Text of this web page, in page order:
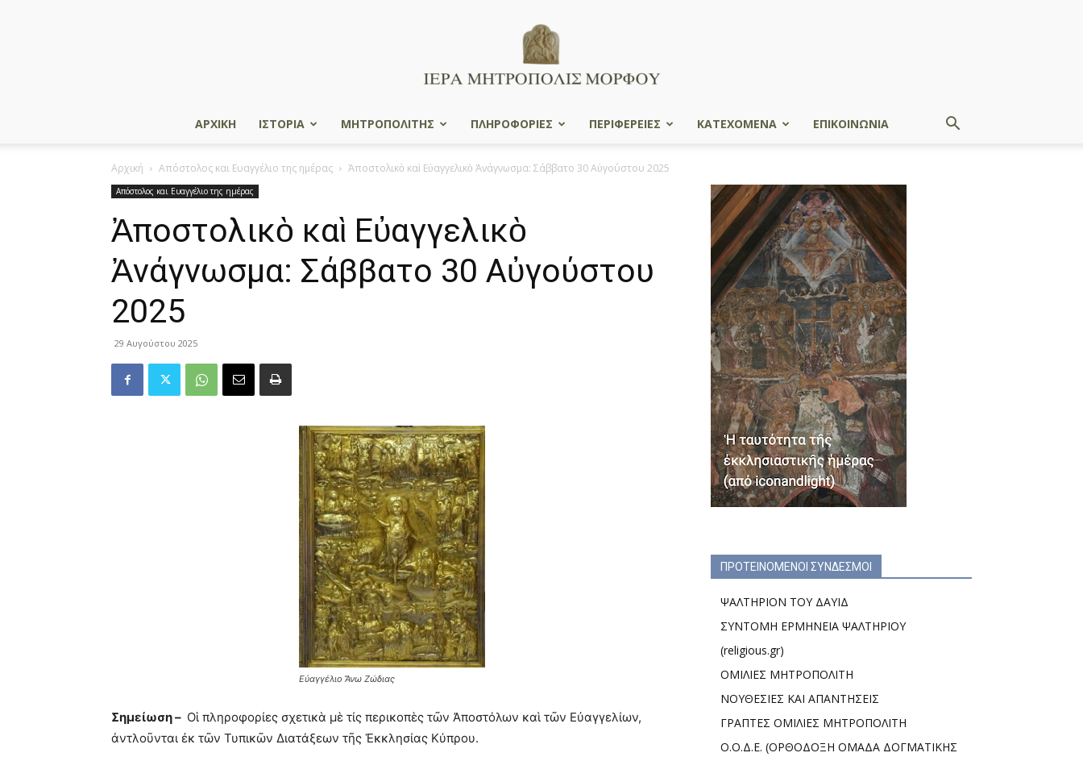
ΑΡΧΙΚΗ ΙΣΤΟΡΙΑ ΜΗΤΡΟΠΟΛΙΤΗΣ ΠΛΗΡΟΦΟΡΙΕΣ ΠΕΡΙΦΕΡΕΙΕΣ ΚΑΤΕΧΟΜΕΝΑ ΕΠΙΚΟΙΝΩΝΙΑ
Αρχική Απόστολος και Ευαγγέλιο της ημέρας Ἀποστολικὸ καὶ Εὐαγγελικὸ Ἀνάγνωσμα: Σάββατο 30 Αὐγούστου 2025
Απόστολος και Ευαγγέλιο της ημέρας
Ἀποστολικὸ καὶ Εὐαγγελικὸ
Ἀνάγνωσμα: Σάββατο 30 Αὐγούστου
2025
29 Αυγούστου 2025
Εὐαγγέλιο Ἄνω Ζώδιας
Σημείωση – Οἱ πληροφορίες σχετικὰ μὲ τίς περικοπὲς τῶν Ἀποστόλων καὶ τῶν Εὐαγγελίων,
ἀντλοῦνται ἐκ τῶν Τυπικῶν Διατάξεων τῆς Ἐκκλησίας Κύπρου.
ΠΡΟΤΕΙΝΟΜΕΝΟΙ ΣΥΝΔΕΣΜΟΙ
ΨΑΛΤΗΡΙΟΝ ΤΟΥ ΔΑΥΙΔ
ΣΥΝΤΟΜΗ ΕΡΜΗΝΕΙΑ ΨΑΛΤΗΡΙΟΥ
(religious.gr)
ΟΜΙΛΙΕΣ ΜΗΤΡΟΠΟΛΙΤΗ
ΝΟΥΘΕΣΙΕΣ ΚΑΙ ΑΠΑΝΤΗΣΕΙΣ
ΓΡΑΠΤΕΣ ΟΜΙΛΙΕΣ ΜΗΤΡΟΠΟΛΙΤΗ
Ο.Ο.Δ.Ε. (ΟΡΘΟΔΟΞΗ ΟΜΑΔΑ ΔΟΓΜΑΤΙΚΗΣ